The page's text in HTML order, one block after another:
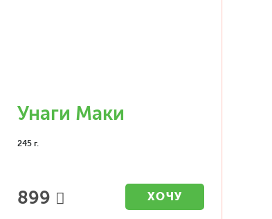
Унаги Маки
245 г.
899 ХОЧУ